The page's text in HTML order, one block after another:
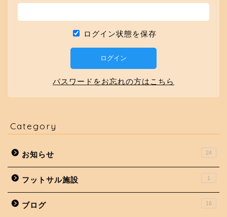
ログイン状態を保存
パスワードをお忘れの方はこちら
Category
お知らせ 24
フットサル施設 1
ブログ 16